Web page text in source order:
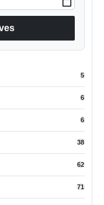
5
6
6
38
62
71